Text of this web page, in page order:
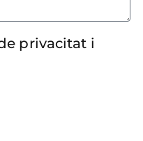
privacitat i